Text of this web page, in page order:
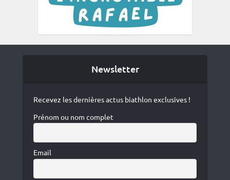
Newsletter
Recevez les dernières actus biathlon exclusives !
Prénom ou nom complet
Email